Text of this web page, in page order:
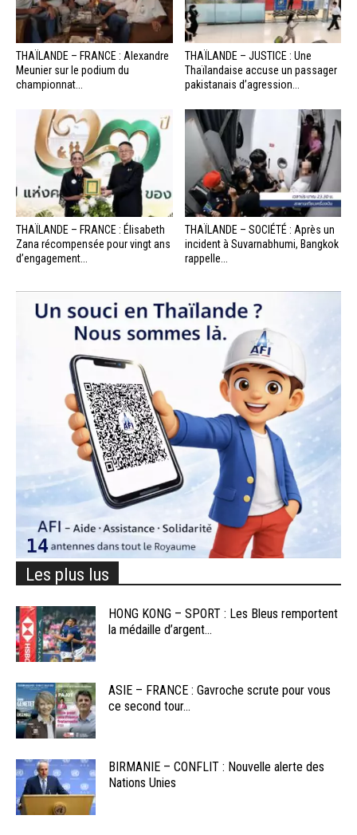
THAÏLANDE – FRANCE : Alexandre
Meunier sur le podium du
championnat...
THAÏLANDE – JUSTICE : Une
Thaïlandaise accuse un passager
pakistanais d’agression...
THAÏLANDE – FRANCE : Élisabeth
Zana récompensée pour vingt ans
d’engagement...
THAÏLANDE – SOCIÉTÉ : Après un
incident à Suvarnabhumi, Bangkok
rappelle...
Les plus lus
HONG KONG – SPORT : Les Bleus remportent
la médaille d’argent...
ASIE – FRANCE : Gavroche scrute pour vous
ce second tour...
BIRMANIE – CONFLIT : Nouvelle alerte des
Nations Unies